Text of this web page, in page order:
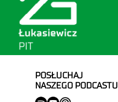
POSŁUCHAJ
NASZEGO PODCASTU